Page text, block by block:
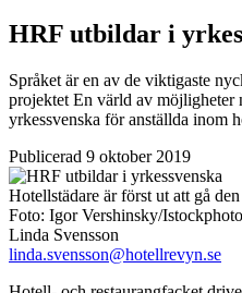
HRF utbildar i
Språket är en av de viktigaste
projektet En värld av möjligheter
yrkessvenska för anställda inom
Publicerad 9 oktober 2019
Hotellstädare är först ut att gå
Foto: Igor Vershinsky/Istockphoto
Linda Svensson
linda.svensson@hotellrevyn.se